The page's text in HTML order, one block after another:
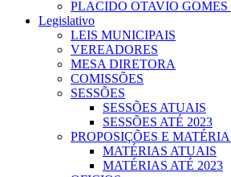
PLACIDO OTAVIO GOMES
Legislativo
LEIS MUNICIPAIS
VEREADORES
MESA DIRETORA
COMISSÕES
SESSÕES
SESSÕES ATUAIS
SESSÕES ATÉ 2023
PROPOSIÇÕES E
MATÉRIAS ATUAIS
MATÉRIAS ATÉ 2023